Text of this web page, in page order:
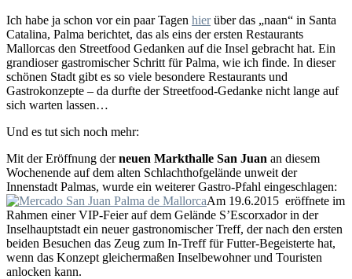
Ich habe ja schon vor ein paar Tagen hierüber das „naan“ in Santa
Catalina, Palma berichtet, das als eins der ersten Restaurants
Mallorcas den Streetfood Gedanken auf die Insel gebracht hat. Ein
grandioser gastromischer Schritt für Palma, wie ich finde. In dieser
schönen Stadt gibt es so viele besondere Restaurants und
Gastrokonzepte – da durfte der Streetfood-Gedanke nicht lange auf
sich warten lassen…
Und es tut sich noch mehr:
Mit der Eröffnung derneuen Markthalle San Juan an diesem
Wochenende auf dem alten Schlachthofgelände unweit der
Innenstadt Palmas, wurde ein weiterer Gastro-Pfahl eingeschlagen:
Am 19.6.2015 eröffnete im
Rahmen einer VIP-Feier auf dem Gelände S’Escorxador in der
Inselhauptstadt ein neuer gastronomischer Treff, der nach den ersten
beiden Besuchen das Zeug zum In-Treff für Futter-Begeisterte hat,
wenn das Konzept gleichermaßen Inselbewohner und Touristen
anlocken kann.